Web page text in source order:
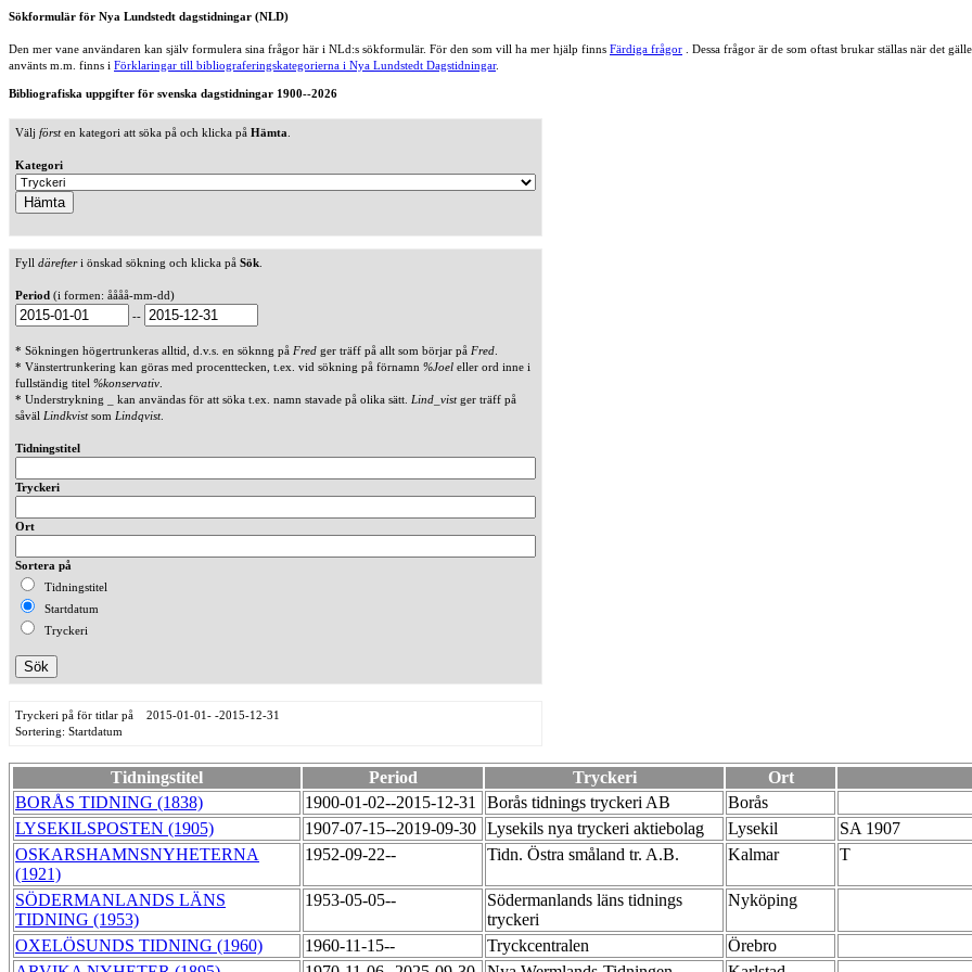
Sökformulär för Nya Lundstedt dagstidningar (NLD)
Den mer vane användaren kan själv formulera sina frågor här i NLd:s sökformulär. För den som vill ha mer hjälp finns Färdiga frågor . Dessa frågor är de som oftast brukar ställas när det
använts m.m. finns i Förklaringar till bibliograferingskategorierna i Nya Lundstedt Dagstidningar.
Bibliografiska uppgifter för svenska dagstidningar 1900--2026
Välj försten kategori att söka på och klicka på Hämta
Kategori
Fyll därefteri önskad sökning och klicka på Sök
Period (i formen: åååå-mm-dd)
--
* Sökningen högertrunkeras alltid, d.v.s. en söknng på Fred ger träff på allt som börjar på Fred
* Vänstertrunkering kan göras med procenttecken, t.ex. vid sökning på förnamn %Joel eller ord inne i
fullständig titel %konservativ
* Understrykning _ kan användas för att söka t.ex. namn stavade på olika sätt. Lind_vistger träff på
såväl Lindkvistsom Lindqvist.
Tidningstitel
Tryckeri
Ort
Sortera på
Tidningstitel
Startdatum
Tryckeri
Tryckeri på för titlar på 2015-01-01- -2015-12-31
Sortering: Startdatum
Tidningstitel Period Tryckeri Ort
BORÅS TIDNING (1838) 1900-01-02--2015-12-31 Borås tidnings tryckeri AB Borås
LYSEKILSPOSTEN (1905) 1907-07-15--2019-09-30 Lysekils nya tryckeri aktiebolag Lysekil SA 1907
OSKARSHAMNSNYHETERNA
(1921)
1952-09-22-- Tidn. Östra småland tr. A.B. Kalmar T
SÖDERMANLANDS LÄNS
TIDNING (1953)
1953-05-05--
Södermanlands läns tidnings
tryckeri
Nyköping
OXELÖSUNDS TIDNING (1960) 1960-11-15-- Tryckcentralen Örebro